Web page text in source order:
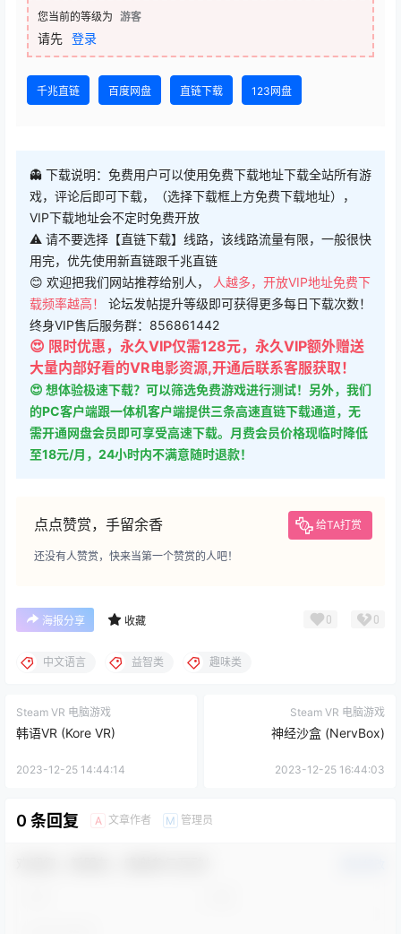
您当前的等级为 游客
请先 登录
千兆直链 百度网盘 直链下载 123网盘
👻 下载说明：免费用户可以使用免费下载地址下载全站所有游
戏，评论后即可下载，（选择下载框上方免费下载地址），
VIP下载地址会不定时免费开放
⚠ 请不要选择【直链下载】线路，该线路流量有限，一般很快
用完，优先使用新直链跟千兆直链
😊 欢迎把我们网站推荐给别人，
人越多，开放VIP地址免费下
载频率越高！ 论坛发帖提升等级即可获得更多每日下载次数！
终身VIP售后服务群：856861442
😍 限时优惠，永久VIP仅需128元，永久VIP额外赠送
大量内部好看的VR电影资源,开通后联系客服获取！
😍 想体验极速下载？可以筛选免费游戏进行测试！另外，我们
的PC客户端跟一体机客户端提供三条高速直链下载通道，无
需开通网盘会员即可享受高速下载。月费会员价格现临时降低
至18元/月，24小时内不满意随时退款！
点点赞赏，手留余香 给TA打赏
还没有人赞赏，快来当第一个赞赏的人吧！
海报分享 收藏 0 0
中文语言 益智类 趣味类
Steam VR 电脑游戏
韩语VR (Kore VR)
2023-12-25 14:44:14
Steam VR 电脑游戏
神经沙盒 (NervBox)
2023-12-25 16:44:03
0 条回复 A 文章作者 M 管理员